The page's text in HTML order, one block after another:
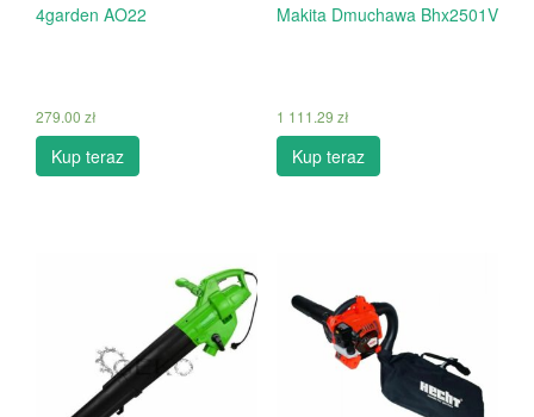
4garden AO22
279.00 zł
Kup teraz
Makita Dmuchawa Bhx2501V
1 111.29 zł
Kup teraz